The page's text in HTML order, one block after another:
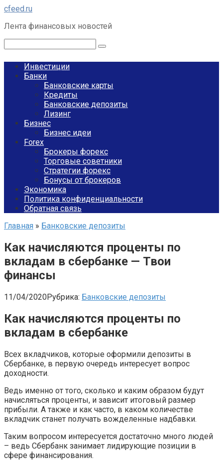
Перейти
контенту
cfeed.ru
Лента финансовых новостей
Инвестиции
Банки
Банковские карты
Кредиты
Банковские депозиты
Лизинг
Бизнес
Бизнес идеи
Forex
Брокеры форекс
Торговые советники
Стратегии форекс
Бонусы от брокеров
Экономика
Политика конфиденциальности
Обратная связь
Главная » Банковские депозиты
Как начисляются проценты по
вкладам в сбербанке — Твои
финансы
11/04/2020Рубрика: Банковские депозиты
Как начисляются проценты по
вкладам в сбербанке
Всех вкладчиков, которые оформили депозиты в
Сбербанке, в первую очередь интересует вопрос
доходности.
Ведь именно от того, сколько и каким образом будут
начисляться проценты, и зависит итоговый размер
прибыли. А также и как часто, в каком количестве
вкладчик станет получать вожделенные надбавки.
Таким вопросом интересуется достаточно много людей
– ведь Сбербанк занимает лидирующие позиции в
сфере финансирования.